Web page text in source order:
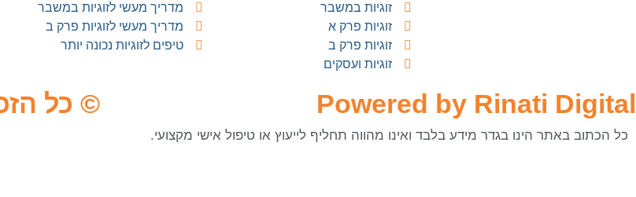
זוגיות במשבר
זוגיות פרק א
זוגיות פרק ב
זוגיות ועסקים
מדריך מעשי לזוגיות במשבר
מדריך מעשי לזוגיות פרק ב
טיפים לזוגיות נכונה יותר
Powered by Rinati Digital © כל
כל הכתוב באתר הינו בגדר מידע בלבד ואינו מהווה תחליף לייעוץ או טיפול אישי מקצועי.